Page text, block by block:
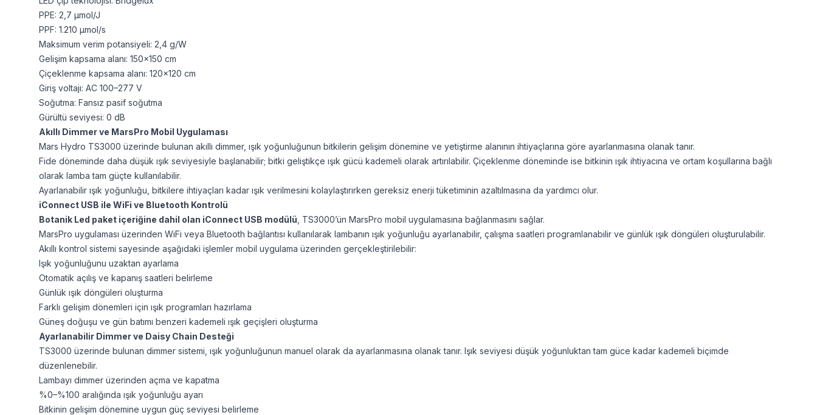
PPE: 2,7 μmol/J
PPF: 1.210 μmol/s
Maksimum verim potansiyeli: 2,4 g/W
Gelişim kapsama alanı: 150x150 cm
Çiçeklenme kapsama alanı: 120x120 cm
Giriş voltajı: AC 100–277 V
Soğutma: Fansız pasif soğutma
Gürültü seviyesi: 0 dB
Akıllı Dimmer ve MarsPro Mobil Uygulaması
Mars Hydro TS3000 üzerinde bulunan akıllı dimmer, ışık yoğunluğunun bitkilerin gelişim dönemine ve yetiştirme alanının ihtiyaçlarına göre ayarlanmasına olanak tanır.
Fide döneminde daha düşük ışık seviyesiyle başlanabilir; bitki geliştikçe ışık gücü kademeli olarak artırılabilir. Çiçeklenme döneminde ise bitkinin ışık ihtiyacına ve ortam koşullarına bağlı
olarak lamba tam güçte kullanılabilir.
Ayarlanabilir ışık yoğunluğu, bitkilere ihtiyaçları kadar ışık verilmesini kolaylaştırırken gereksiz enerji tüketiminin azaltılmasına da yardımcı olur.
iConnect USB ile WiFi ve Bluetooth Kontrolü
Botanik Led paket içeriğine dahil olan iConnect USB modülü , TS3000’ün MarsPro mobil uygulamasına bağlanmasını sağlar.
MarsPro uygulaması üzerinden WiFi veya Bluetooth bağlantısı kullanılarak lambanın ışık yoğunluğu ayarlanabilir, çalışma saatleri programlanabilir ve günlük ışık döngüleri oluşturulabilir.
Akıllı kontrol sistemi sayesinde aşağıdaki işlemler mobil uygulama üzerinden gerçekleştirilebilir:
Işık yoğunluğunu uzaktan ayarlama
Otomatik açılış ve kapanış saatleri belirleme
Günlük ışık döngüleri oluşturma
Farklı gelişim dönemleri için ışık programları hazırlama
Güneş doğuşu ve gün batımı benzeri kademeli ışık geçişleri oluşturma
Ayarlanabilir Dimmer ve Daisy Chain Desteği
TS3000 üzerinde bulunan dimmer sistemi, ışık yoğunluğunun manuel olarak da ayarlanmasına olanak tanır. Işık seviyesi düşük yoğunluktan tam güce kadar kademeli biçimde
düzenlenebilir.
Lambayı dimmer üzerinden açma ve kapatma
%0–%100 aralığında ışık yoğunluğu ayarı
Bitkinin gelişim dönemine uygun güç seviyesi belirleme